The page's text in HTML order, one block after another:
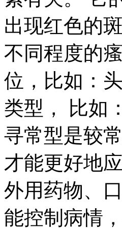
出现红色的
不同程度的
位，比如：
类型， 比如
寻常型是较
才能更好地
外用药物、
能控制病情